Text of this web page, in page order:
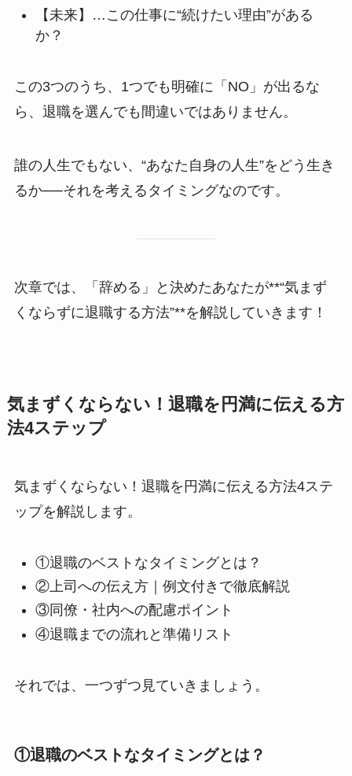
【未来】…この仕事に“続けたい理由”がある
か？
この3つのうち、1つでも明確に「NO」が出るな
ら、退職を選んでも間違いではありません。
誰の人生でもない、“あなた自身の人生”をどう生き
るか──それを考えるタイミングなのです。
次章では、「辞める」と決めたあなたが**“気まず
くならずに退職する方法”**を解説していきます！
気まずくならない！退職を円満に伝える方
法4ステップ
気まずくならない！退職を円満に伝える方法4ステ
ップを解説します。
①退職のベストなタイミングとは？
②上司への伝え方｜例文付きで徹底解説
③同僚・社内への配慮ポイント
④退職までの流れと準備リスト
それでは、一つずつ見ていきましょう。
①退職のベストなタイミングとは？